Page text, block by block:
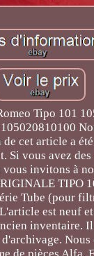
Tipo 101
cet article a
Si vous avez des
vous invitons à
TIPO
Tube (pour
est neuf
inventaire.
Nous